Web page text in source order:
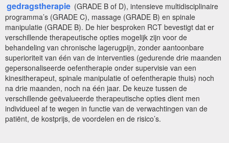
gedragstherapie (GRADE B of D), intensieve multidisciplinaire
programma’s (GRADE C), massage (GRADE B) en spinale
manipulatie (GRADE B). De hier besproken RCT bevestigt dat er
verschillende therapeutische opties mogelijk zijn voor de
behandeling van chronische lagerugpijn, zonder aantoonbare
superioriteit van één van de interventies (gedurende drie maanden
gepersonaliseerde oefentherapie onder supervisie van een
kinesitherapeut, spinale manipulatie of oefentherapie thuis) noch
na drie maanden, noch na één jaar. De keuze tussen de
verschillende geëvalueerde therapeutische opties dient men
individueel af te wegen in functie van de verwachtingen van de
patiënt, de kostprijs, de voordelen en de risico’s.